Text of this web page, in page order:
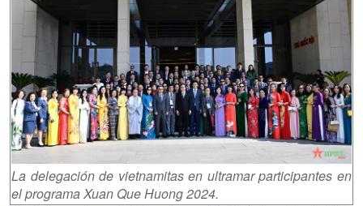
La delegación de vietnamitas en ultramar participantes en
el programa Xuan Que Huong 2024.